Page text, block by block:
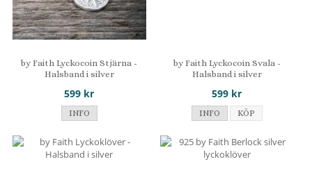
by Faith Lyckocoin Stjärna -
Halsband i silver
599 kr
INFO
by Faith Lyckocoin Svala -
Halsband i silver
599 kr
INFO KÖP